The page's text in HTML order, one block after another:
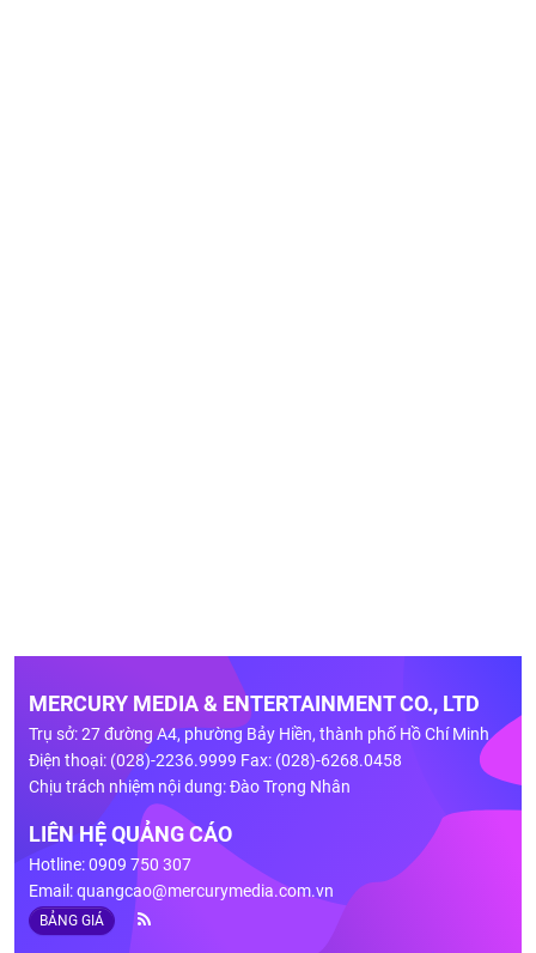
MERCURY MEDIA & ENTERTAINMENT CO., LTD
Trụ sở: 27 đường A4, phường Bảy Hiền, thành phố Hồ Chí Minh
Điện thoại: (028)-2236.9999 Fax: (028)-6268.0458
Chịu trách nhiệm nội dung: Đào Trọng Nhân
LIÊN HỆ QUẢNG CÁO
Hotline: 0909 750 307
Email:quangcao@mercurymedia.com.vn
BẢNG GIÁ